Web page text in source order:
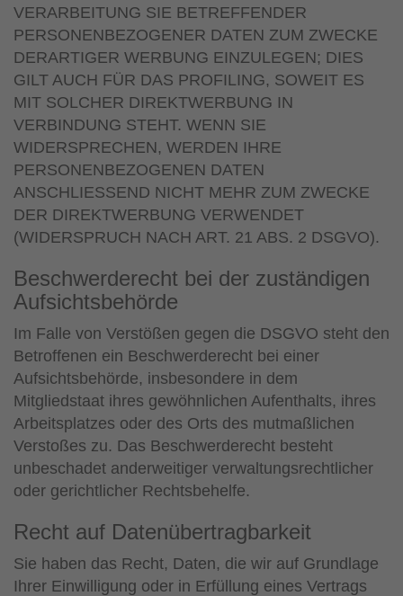
VERARBEITUNG SIE BETREFFENDER
PERSONENBEZOGENER DATEN ZUM ZWECKE
DERARTIGER WERBUNG EINZULEGEN; DIES
GILT AUCH FÜR DAS PROFILING, SOWEIT ES
MIT SOLCHER DIREKTWERBUNG IN
VERBINDUNG STEHT. WENN SIE
WIDERSPRECHEN, WERDEN IHRE
PERSONENBEZOGENEN DATEN
ANSCHLIESSEND NICHT MEHR ZUM ZWECKE
DER DIREKTWERBUNG VERWENDET
(WIDERSPRUCH NACH ART. 21 ABS. 2 DSGVO).
Beschwerde­recht bei der zuständigen
Aufsichts­behörde
Im Falle von Verstößen gegen die DSGVO steht den
Betroffenen ein Beschwerderecht bei einer
Aufsichtsbehörde, insbesondere in dem
Mitgliedstaat ihres gewöhnlichen Aufenthalts, ihres
Arbeitsplatzes oder des Orts des mutmaßlichen
Verstoßes zu. Das Beschwerderecht besteht
unbeschadet anderweitiger verwaltungsrechtlicher
oder gerichtlicher Rechtsbehelfe.
Recht auf Daten­übertrag­barkeit
Sie haben das Recht, Daten, die wir auf Grundlage
Ihrer Einwilligung oder in Erfüllung eines Vertrags